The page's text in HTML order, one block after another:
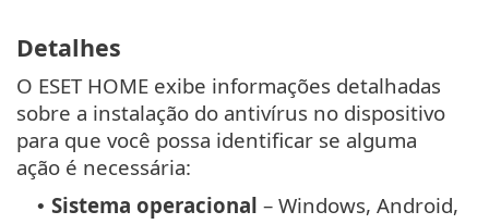
Detalhes
O ESET HOME exibe informações detalhadas
sobre a instalação do antivírus no dispositivo
para que você possa identificar se alguma
ação é necessária:
• Sistema operacional – Windows, Android,